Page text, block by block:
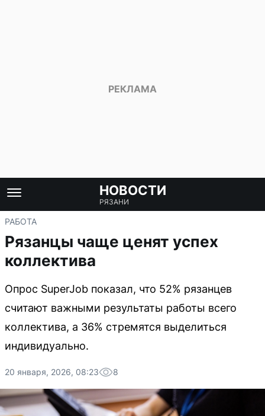
НОВОСТИ
РЯЗАНИ
РАБОТА
Рязанцы чаще ценят успех
коллектива
Опрос SuperJob показал, что 52% рязанцев
считают важными результаты работы всего
коллектива, а 36% стремятся выделиться
индивидуально.
20 января, 2026, 08:23 8